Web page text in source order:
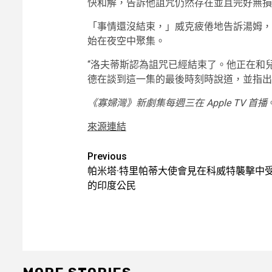
快和解，告訴他詛咒仍然存在並且完好無
「事情還沒結束，」威克疲倦地告訴湯姆
始在夜空中聚集。
“洛夫蒂斯認為詛咒已經結束了。他正在和
德在談到這一集的最後時刻時說道，並指
《寡婦灣》新劇集每週三在 Apple TV 首播
來源連結
Post
navigation
Previous
帕米塔·特里帕蒂大使會見在科威特襲擊中
的印度公民